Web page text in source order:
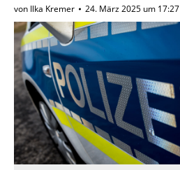
von Ilka Kremer 24. März 2025 um 17:27